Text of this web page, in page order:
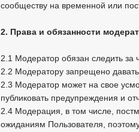
сообществу на временной или
2. Права и обязанности
2.1 Модератор обязан следить
2.2 Модератору запрещено
2.3 Модератор может на свое
публиковать предупреждения и
2.4 Модерация, в том числе,
ожиданиям Пользователя,